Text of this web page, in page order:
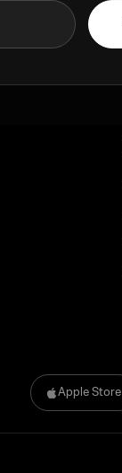
Apple Store